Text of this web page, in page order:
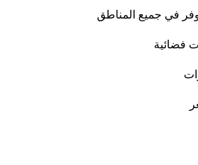
في جميع المناطق
فضائية